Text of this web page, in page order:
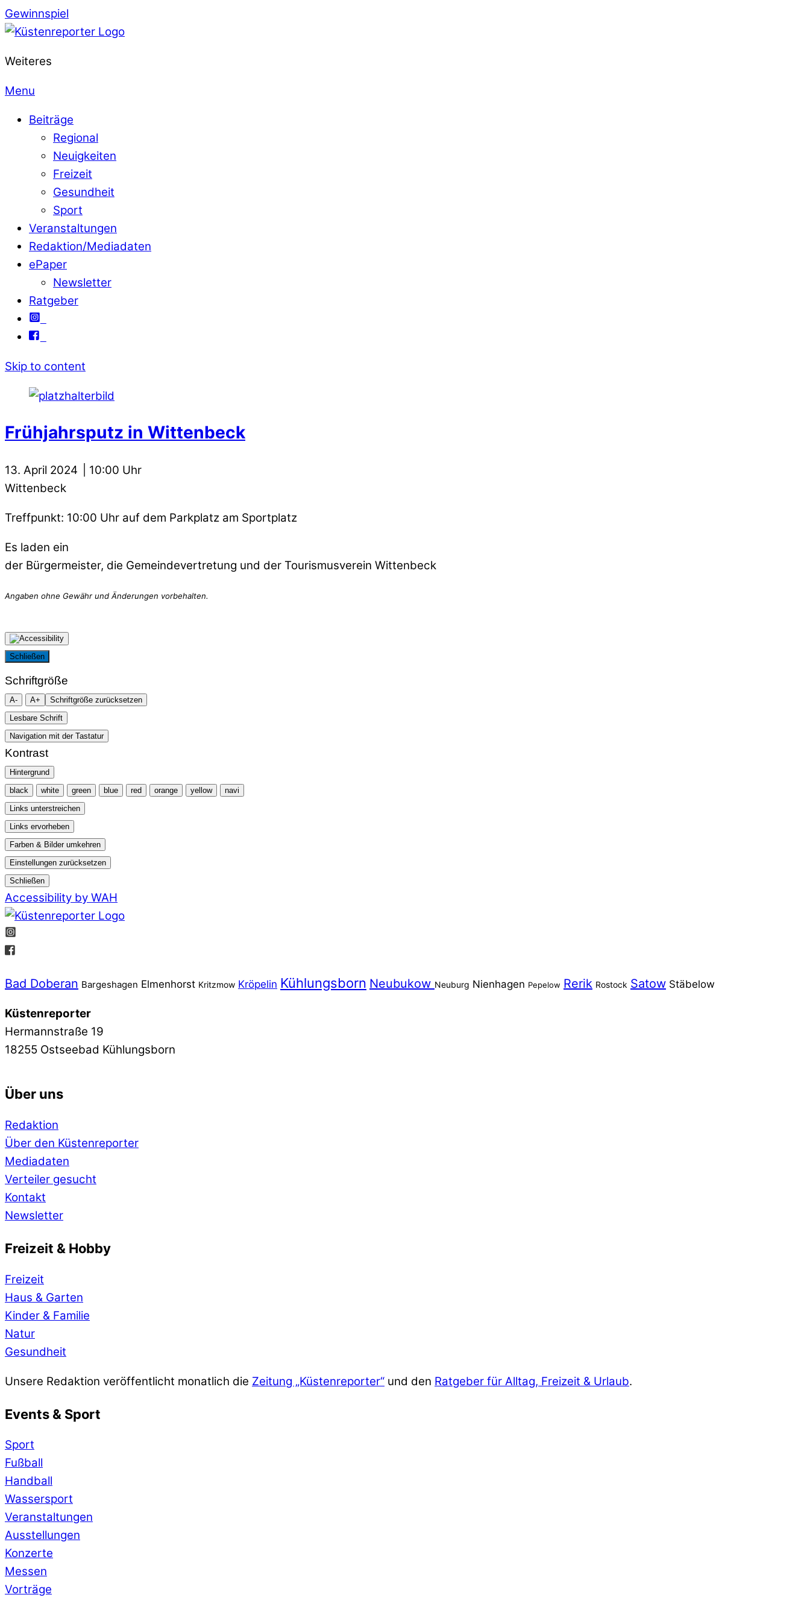
Gewinnspiel
Weiteres
Menu
Beiträge
Regional
Neuigkeiten
Freizeit
Gesundheit
Sport
Veranstaltungen
Redaktion/Mediadaten
ePaper
Newsletter
Ratgeber
Skip to content
Frühjahrsputz in Wittenbeck
13. April 2024
10:00
Wittenbeck
Treffpunkt: 10:00 Uhr auf dem Parkplatz am Sportplatz
Es laden ein
der Bürgermeister, die Gemeindevertretung und der Tourismusverein Wittenbeck
Schließen
Schriftgröße
A- A+
Schriftgröße zurücksetzen
Lesbare Schrift
Navigation mit der Tastatur
Kontrast
Hintergrund
black
white green blue red orange yellow
navi
Links unterstreichen
Links ervorheben
Farben & Bilder umkehren
Einstellungen zurücksetzen
Schließen
Accessibility by WAH
Bad Doberan Bargeshagen Elmenhorst Kritzmow Kröpelin Kühlungsborn Neubukow Neuburg Nienhagen Pepelow Rerik Rostock Satow Stäbelow
Küstenreporter
Hermannstraße 19
18255 Ostseebad Kühlungsborn
Über uns
Redaktion
Über den Küstenreporter
Mediadaten
Verteiler gesucht
Kontakt
Newsletter
Freizeit & Hobby
Freizeit
Haus & Garten
Kinder & Familie
Natur
Gesundheit
Unsere Redaktion veröffentlicht monatlich die Zeitung „Küstenreporter“ und den Ratgeber für Alltag, Freizeit & Urlaub.
Events & Sport
Sport
Fußball
Handball
Wassersport
Veranstaltungen
Ausstellungen
Konzerte
Messen
Vorträge